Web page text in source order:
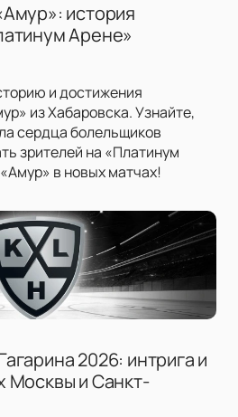
история
Арене»
и достижения
из Хабаровска. Узнайте,
сердца болельщиков
зрителей на «Платинум
в новых матчах!
2026: интрига и
Москвы и Санкт-